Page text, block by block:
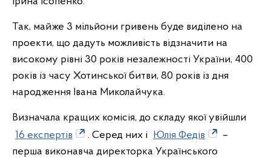
Так, майже 3 мільйони гривень буде виділено на
проекти, що дадуть можливість відзначити на
високому рівні 30 років незалежності України, 400
років із часу Хотинської битви, 80 років із дня
народження Івана Миколайчука.
Визначала кращих комісія, до складу якої увійшли
16 експертів
. Серед них і Юлія Федів
–
перша виконавча директорка Українського